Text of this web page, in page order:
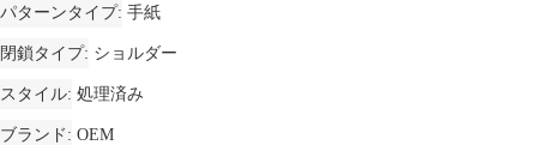
パターンタイプ 手紙
閉鎖タイプ ショルダー
スタイル 処理済み
ブランド OEM